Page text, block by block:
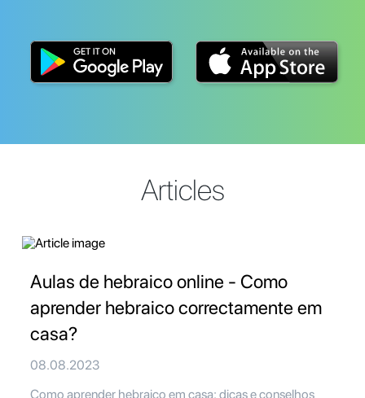
Articles
Aulas de hebraico online - Como
aprender hebraico correctamente em
casa?
08.08.2023
Como aprender hebraico em casa: dicas e conselhos